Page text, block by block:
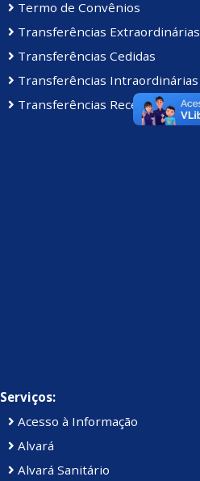
Termo de Convênios
Transferências Extraordinárias
Transferências Cedidas
Transferências Intraordinárias
Transferências Recebidas
Serviços:
Acesso à Informação
Alvará
Alvará Sanitário